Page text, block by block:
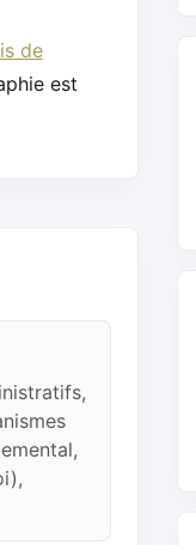
de
est